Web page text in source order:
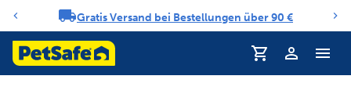
Benachrichtigungs-Karussell
Gratis Versand bei Bestellungen über 90 €
Profil